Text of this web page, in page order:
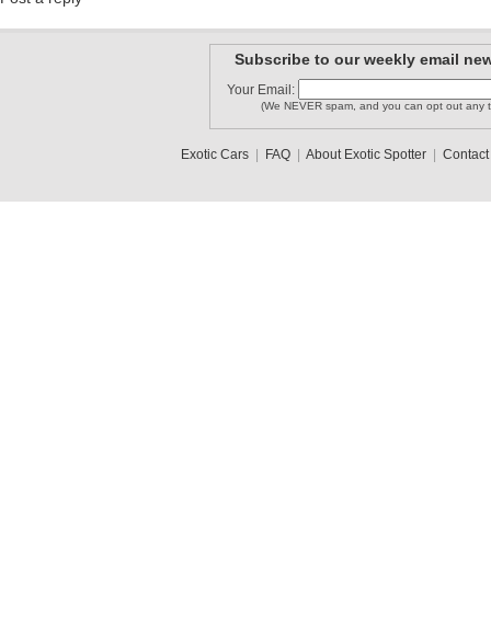
Subscribe to our weekly email
Your Email:
(We NEVER spam, and you can opt out any
Exotic Cars| FAQ| About Exotic Spotter| Contact